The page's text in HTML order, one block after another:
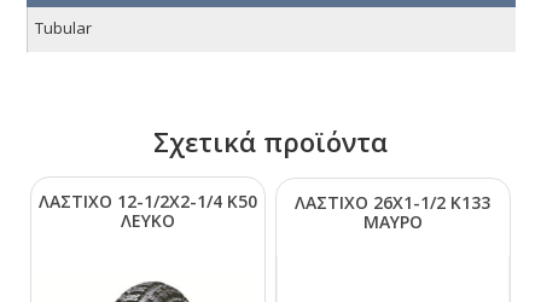
Tubular
Σχετικά προϊόντα
ΛΑΣΤΙΧΟ 12-1/2Χ2-1/4 Κ50
ΛΕΥΚΟ
ΛΑΣΤΙΧΟ 26Χ1-1/2 Κ133
ΜΑΥΡΟ